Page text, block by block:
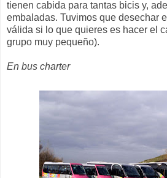
tienen cabida para tantas bicis y,
embaladas. Tuvimos que desechar
válida si lo que quieres es hacer el
grupo muy pequeño).
En bus charter